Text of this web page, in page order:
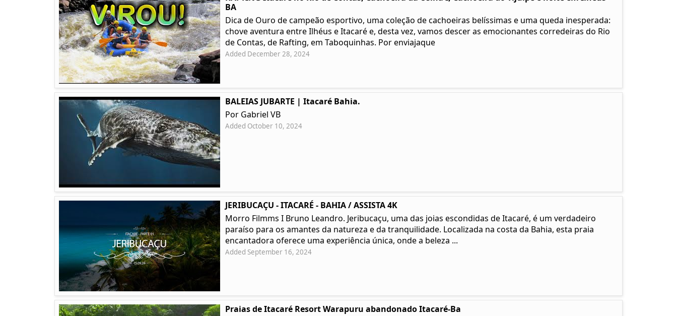
BA
Dica de Ouro de campeão esportivo, uma coleção de cachoeiras belíssimas e uma queda inesperada:
chove aventura entre Ilhéus e Itacaré e, desta vez, vamos descer as emocionantes corredeiras do Rio
de Contas, de Rafting, em Taboquinhas. Por enviajaque
Added December 28, 2024
BALEIAS JUBARTE | Itacaré Bahia.
Por Gabriel VB
Added October 10, 2024
JERIBUCAÇU - ITACARÉ - BAHIA / ASSISTA 4K
Morro Filmms I Bruno Leandro. Jeribucaçu, uma das joias escondidas de Itacaré, é um verdadeiro
paraíso para os amantes da natureza e da tranquilidade. Localizada na costa da Bahia, esta praia
encantadora oferece uma experiência única, onde a beleza ...
Added September 16, 2024
Praias de Itacaré Resort Warapuru abandonado Itacaré-Ba